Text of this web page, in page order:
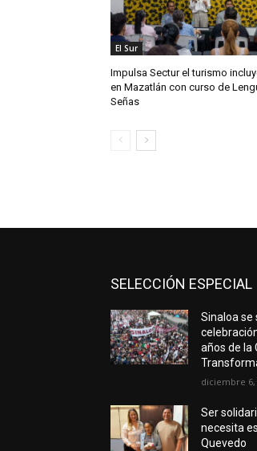
El Sur
Impulsa Sectur el turismo
en Mazatlán con curso de
Señas
SELECCIÓN ESPECIAL
Sinaloa se
años de la
diciembre 6,
Ser
necesita
Quevedo